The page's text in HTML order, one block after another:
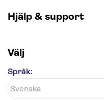
Hjälp & support
Välj
Språk: